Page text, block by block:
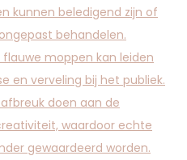
kunnen beledigend zijn of
behandelen.
moppen kan leiden
en verveling bij het publiek.
doen aan de
waardoor echte
gewaardeerd worden.